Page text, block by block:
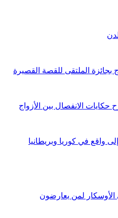
بجائزة الملتقى للقصة القصيرة
الانفصال بين الأزواج
واقع في كوريا وبريطانيا
لمن يعارضون